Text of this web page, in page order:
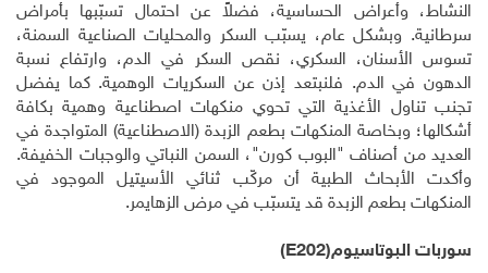
النشاط، وأعراض الحساسية، فضلاً عن احتمال تسبّبها بأمراض
سرطانية. وبشكل عام، يسبّب السكر والمحليات الصناعية السمنة،
تسوس الأسنان، السكري، نقص السكر في الدم، وارتفاع نسبة
الدهون في الدم. فلنبتعد إذن عن السكريات الوهمية. كما يفضل
تجنب تناول الأغذية التي تحوي منكهات اصطناعية وهمية بكافة
أشكالها؛ وبخاصة المنكهات بطعم الزبدة (الاصطناعية) المتواجدة في
العديد من أصناف "البوب كورن"، السمن النباتي والوجبات الخفيفة.
وأكدت الأبحاث الطبية أن مركّب ثنائي الأسيتيل الموجود في
المنكهات بطعم الزبدة قد يتسبّب في مرض الزهايمر.
سوربات البوتاسيوم(E202)